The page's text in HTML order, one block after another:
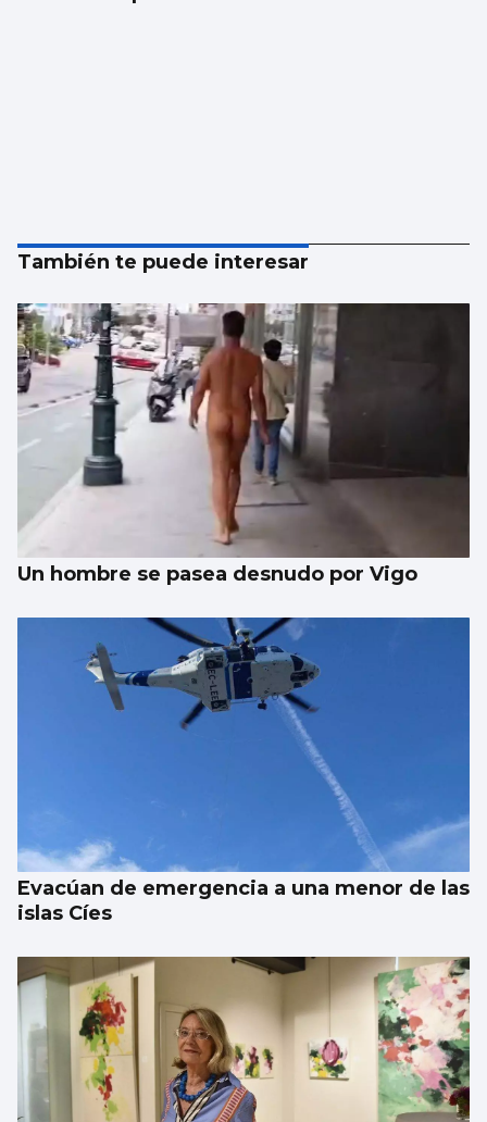
También te puede interesar
Un hombre se pasea desnudo por Vigo
Evacúan de emergencia a una menor de las
islas Cíes